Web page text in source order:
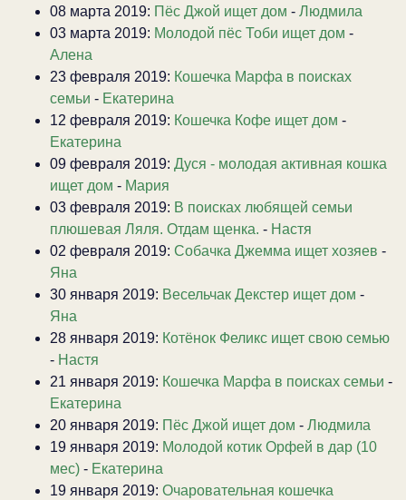
08 марта 2019: Пёс Джой ищет дом - Людмила
03 марта 2019: Молодой пёс Тоби ищет дом -
Алена
23 февраля 2019: Кошечка Марфа в поисках
семьи - Екатерина
12 февраля 2019: Кошечка Кофе ищет дом -
Екатерина
09 февраля 2019: Дуся - молодая активная кошка
ищет дом - Мария
03 февраля 2019: В поисках любящей семьи
плюшевая Ляля. Отдам щенка. - Настя
02 февраля 2019: Собачка Джемма ищет хозяев -
Яна
30 января 2019: Весельчак Декстер ищет дом -
Яна
28 января 2019: Котёнок Феликс ищет свою семью
- Настя
21 января 2019: Кошечка Марфа в поисках семьи -
Екатерина
20 января 2019: Пёс Джой ищет дом - Людмила
19 января 2019: Молодой котик Орфей в дар (10
мес) - Екатерина
19 января 2019: Очаровательная кошечка